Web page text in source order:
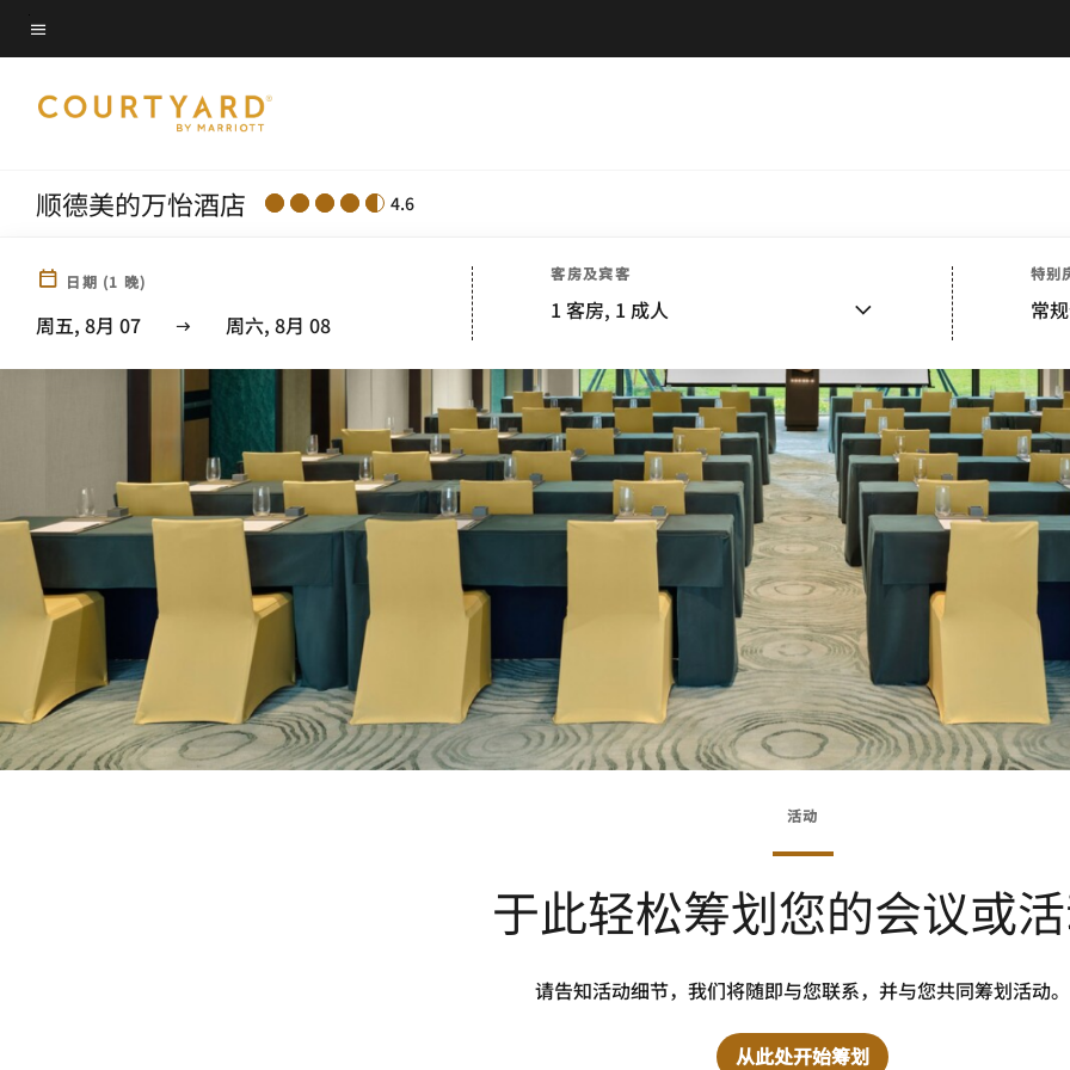
Skip
to
content
菜单文本
顺德美的万怡酒店 4.6
日期 (1 晚)
周五, 8月 07 周六, 8月 08
客房及宾客
1 客房, 1 成人
特别
常
活动
于此轻松筹划您的会议或
请告知活动细节，我们将随即与您联系，并与您共同筹划活动。
从此处开始筹划